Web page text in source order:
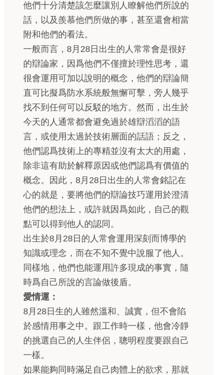
他們十分清楚該怎麼讓別人瞭解他們所說的
話，以及羨慕他們所做的事，甚至還會相當
附和他們的看法。
一般而言，8月28日出生的人常常會是很好
的辯論家，因爲他們不僅擅於理性思考，還
很會運用可加以說明的概念，他們的辯論簡
直可比擬爲防水系統般無懈可擊，旁人幾乎
找不到任何可以反駁的地方。然而，出生於
今天的人通常都會避免過於雄辯滔滔的語
言，或使用太過於技術層面的話語；反之，
他們認爲技術上的專精並沒有太大的用處，
除非這有助於解釋原因或他們認爲有價值的
概念。因此，8月28日出生的人常會銘記在
心的就是，要將他們的辯論技巧運用於澄清
他們的想法上，或許就因爲如此，自己的觀
點可以得到他人的認同。
出生於8月28日的人常會運用深刻而博學的
知識或理念，而在不知不覺中說服了他人。
同樣地，他們也能運用許多現成的事實，隨
時爲自己所說的言論做後盾。
愛情運：
8月28日生的人雖然溫和、誠實，但不會陷
於感情用事之中。跟工作時一樣，他會冷靜
的挑選自己的人生伴侶，聰明程度要跟自己
一樣。
如果能夠同時滿足自己肉體上的欲求，那就